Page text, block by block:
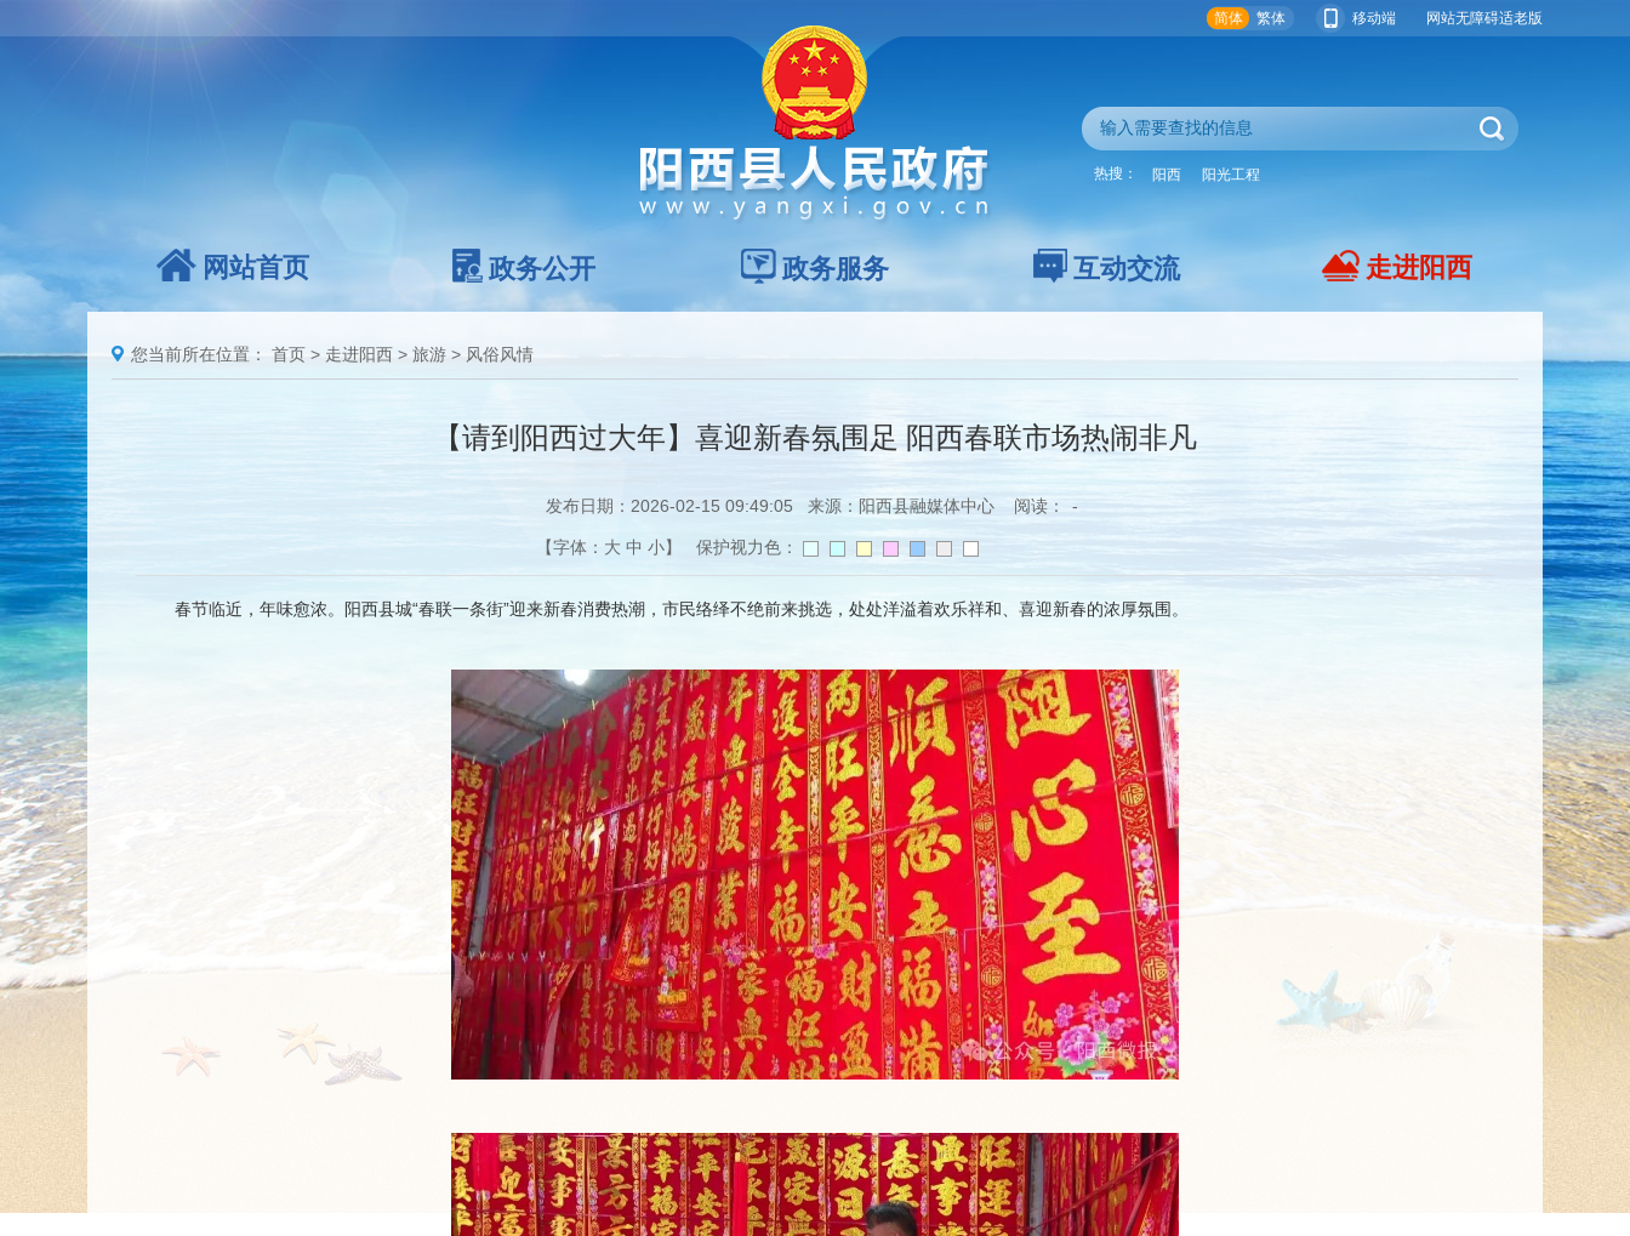
简体 繁体 移动端 网站无障碍适老版
热搜： 阳西 阳光工程
网站首页 政务公开 政务服务 互动交流 走进阳西
您当前所在位置： 首页 > 走进阳西 > 旅游 > 风俗风情
【请到阳西过大年】喜迎新春氛围足 阳西春联市场热闹非凡
发布日期：2026-02-15 09:49:05 来源：阳西县融媒体中心 阅读： -
【字体： 大 中 小】 保护视力色：
春节临近，年味愈浓。阳西县城“春联一条街”迎来新春消费热潮，市民络绎不绝前来挑选，处处洋溢着欢乐祥和、喜迎新春的浓厚氛围。